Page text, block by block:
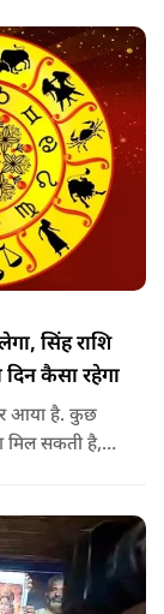
सिंह राशि
कैसा रहेगा
आया है. कुछ
मिल सकती है,